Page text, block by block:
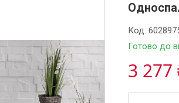
Готово до
Код:
3 277